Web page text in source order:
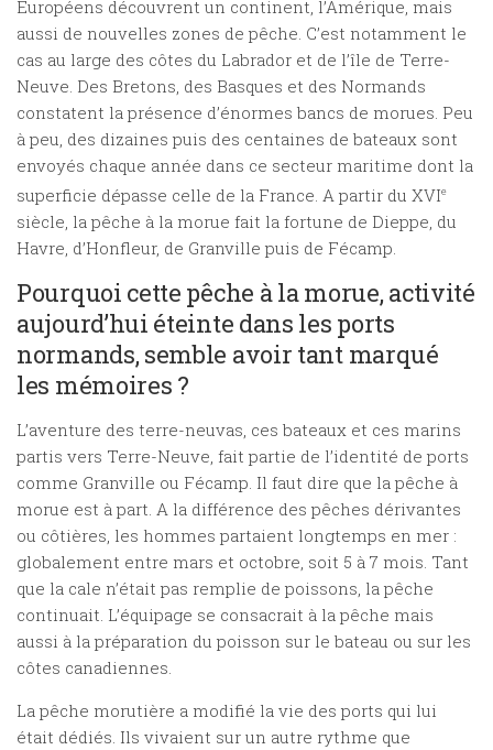
Européens découvrent un continent, l’Amérique, mais
aussi de nouvelles zones de pêche. C’est notamment le
cas au large des côtes du Labrador et de l’île de Terre-
Neuve. Des Bretons, des Basques et des Normands
constatent la présence d’énormes bancs de morues. Peu
à peu, des dizaines puis des centaines de bateaux sont
envoyés chaque année dans ce secteur maritime dont la
superficie dépasse celle de la France. A partir du XVIe
siècle, la pêche à la morue fait la fortune de Dieppe, du
Havre, d’Honfleur, de Granville puis de Fécamp.
Pourquoi cette pêche à la morue, activité
aujourd’hui éteinte dans les ports
normands, semble avoir tant marqué
les mémoires ?
L’aventure des terre-neuvas, ces bateaux et ces marins
partis vers Terre-Neuve, fait partie de l’identité de ports
comme Granville ou Fécamp. Il faut dire que la pêche à
morue est à part. A la différence des pêches dérivantes
ou côtières, les hommes partaient longtemps en mer :
globalement entre mars et octobre, soit 5 à 7 mois. Tant
que la cale n’était pas remplie de poissons, la pêche
continuait. L’équipage se consacrait à la pêche mais
aussi à la préparation du poisson sur le bateau ou sur les
côtes canadiennes.
La pêche morutière a modifié la vie des ports qui lui
était dédiés. Ils vivaient sur un autre rythme que